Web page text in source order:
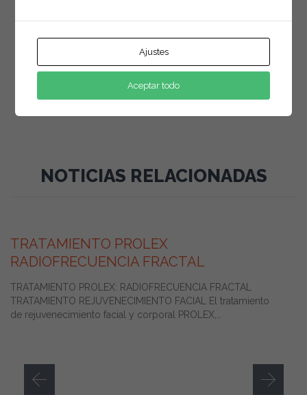
Otros
Promociones
Tratamientos de Estética en Gandia, Valencia
NOTICIAS RELACIONADAS
TRATAMIENTO PROLEX
RADIOFRECUENCIA FRACTAL
TRATAMIENTO PROLEX: RADIOFRECUENCIA FRACTAL
TRATAMIENTO REJUVENECIMIENTO FACIAL El tratamiento
de rejuvenecimiento facial y corporal PROLEX,…
Ajustes
Aceptar todo